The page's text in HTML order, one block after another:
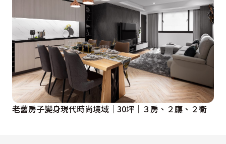
老舊房子變身現代時尚境域｜30坪｜３房、２廳、２衛